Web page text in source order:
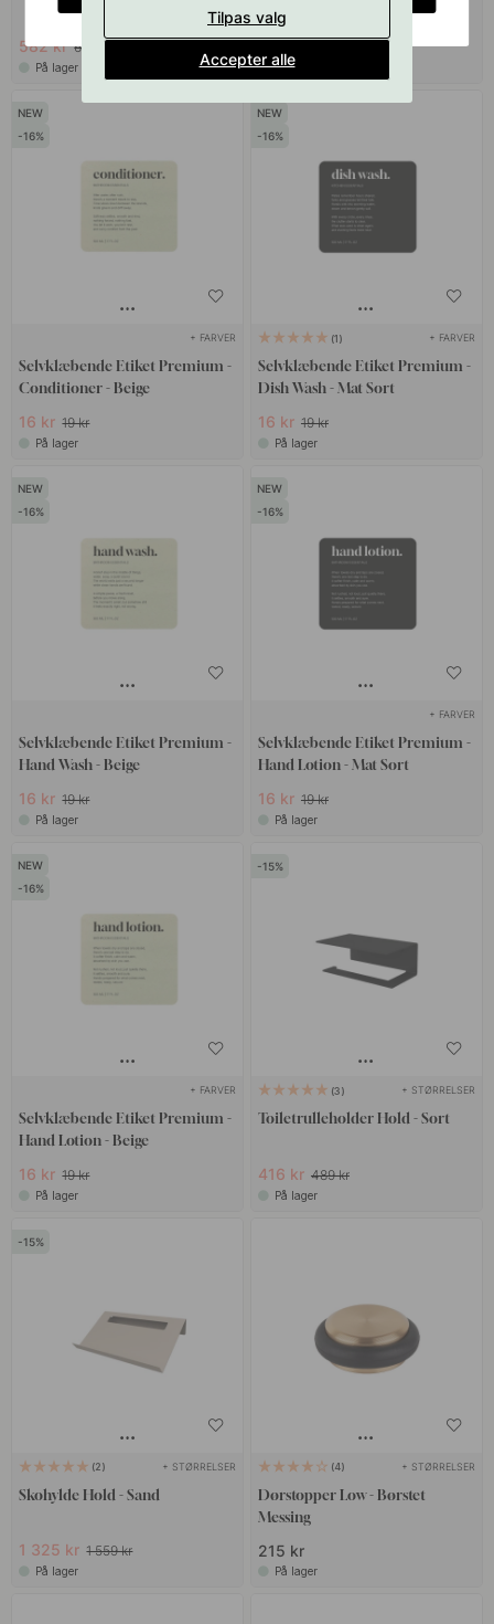
582 kr 685 kr
På lager
Body Wash - Mat Sort
16 kr
På lager
16
+ FARVER
Selvklæbende Etiket Premium -
Conditioner - Beige
16 kr 19 kr
På lager
16
1 + FARVER
Selvklæbende Etiket Premium -
Dish Wash - Mat Sort
16 kr 19 kr
På lager
16
Selvklæbende Etiket Premium -
Hand Wash - Beige
16 kr 19 kr
På lager
16
+ FARVER
Selvklæbende Etiket Premium -
Hand Lotion - Mat Sort
16 kr 19 kr
På lager
16
+ FARVER
Selvklæbende Etiket Premium -
Hand Lotion - Beige
16 kr 19 kr
På lager
15
3 + STØRRELSER
Toiletrulleholder Hold - Sort
416 kr 489 kr
På lager
15
2 + STØRRELSER
Skohylde Hold - Sand
1 325 kr 1 559 kr
På lager
4 + STØRRELSER
Dørstopper Low - Børstet
Messing
215 kr
På lager
Tilpas valg
Accepter alle